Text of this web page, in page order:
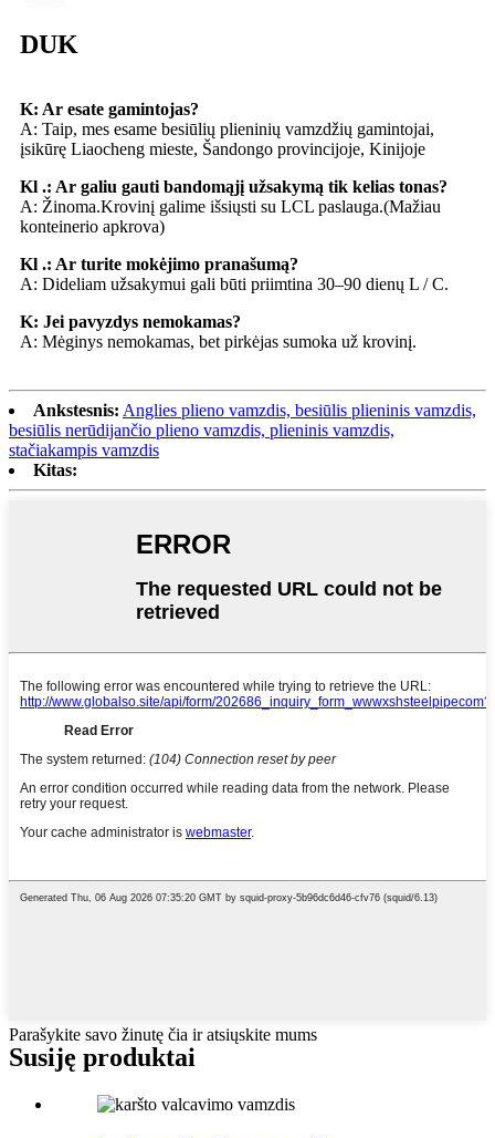
DUK
K: Ar esate gamintojas?
A: Taip, mes esame besiūlių plieninių vamzdžių gamintojai,
įsikūrę Liaocheng mieste, Šandongo provincijoje, Kinijoje
Kl .: Ar galiu gauti bandomąjį užsakymą tik kelias tonas?
A: Žinoma.Krovinį galime išsiųsti su LCL paslauga.(Mažiau
konteinerio apkrova)
Kl .: Ar turite mokėjimo pranašumą?
A: Dideliam užsakymui gali būti priimtina 30–90 dienų L / C.
K: Jei pavyzdys nemokamas?
A: Mėginys nemokamas, bet pirkėjas sumoka už krovinį.
Ankstesnis: Anglies plieno vamzdis, besiūlis plieninis vamzdis,
besiūlis nerūdijančio plieno vamzdis, plieninis vamzdis,
stačiakampis vamzdis
Kitas:
Parašykite savo žinutę čia ir atsiųskite mums
Susiję produktai